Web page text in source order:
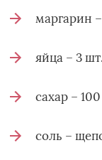
маргарин
яйца – 3
сахар – 100
соль –